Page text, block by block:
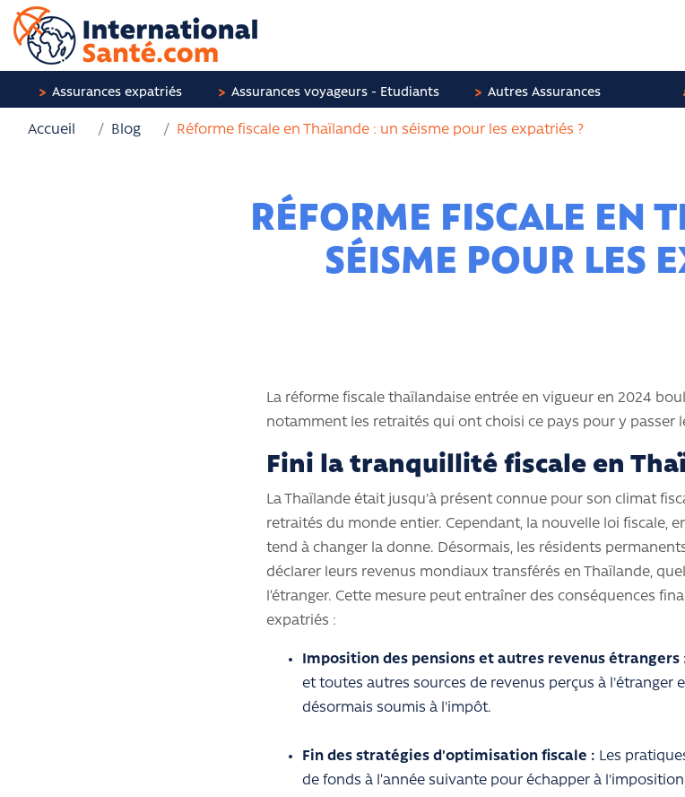
Assurances expatriés Assurances voyageurs - Etudiants Autres Assurances
Accueil Blog Réforme fiscale en Thaïlande : un séisme pour les expatriés ?
RÉFORME FISCALE EN
SÉISME POUR LES
La réforme fiscale thaïlandaise entrée en vigueur en 2024
notamment les retraités qui ont choisi ce pays pour y passer
Fini la tranquillité fiscale en
La Thaïlande était jusqu'à présent connue pour son climat
retraités du monde entier. Cependant, la nouvelle loi fiscale,
tend à changer la donne. Désormais, les résidents
déclarer leurs revenus mondiaux transférés en Thaïlande,
l’étranger. Cette mesure peut entraîner des conséquences
expatriés :
Imposition des pensions et autres revenus étrangers
et toutes autres sources de revenus perçus à l'étranger
désormais soumis à l'impôt.
Fin des stratégies d'optimisation fiscale : Les
de fonds à l’année suivante pour échapper à